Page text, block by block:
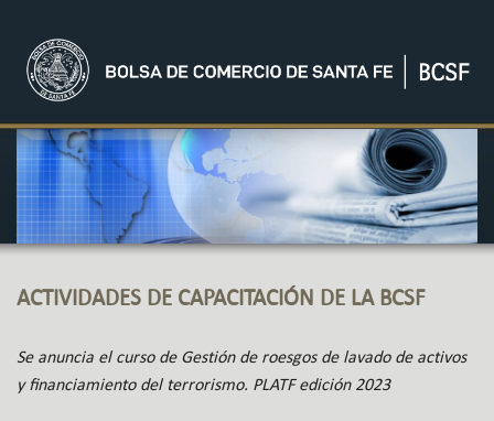
ACTIVIDADES DE CAPACITACIÓN DE LA BCSF
Se anuncia el curso de Gestión de roesgos de lavado de activos
y financiamiento del terrorismo. PLATF edición 2023